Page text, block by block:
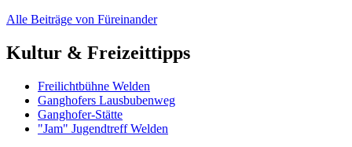
Alle Beiträge von Füreinander
Kultur & Freizeittipps
Freilicht­bühne Welden
Ganghofers Lausbubenweg
Ganghofer-Stätte
"Jam" Jugendtreff Welden